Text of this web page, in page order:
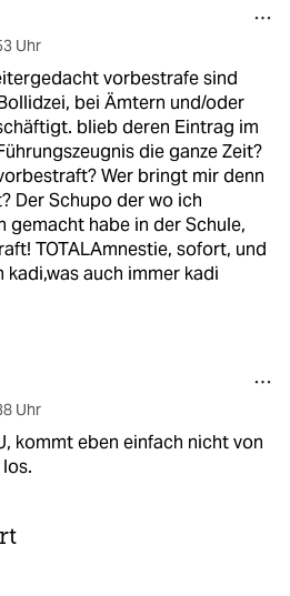
Uhr
vorbestrafe sind
bei Ämtern und/oder
blieb deren Eintrag im
die ganze Zeit?
Wer bringt mir denn
Der Schupo der wo ich
gemacht habe in der Schule,
TOTALAmnestie, sofort, und
kadi,was auch immer kadi
Uhr
kommt eben einfach nicht von